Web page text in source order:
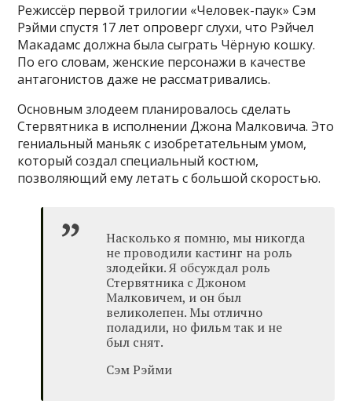
Режиссёр первой трилогии «Человек-паук» Сэм
Рэйми спустя 17 лет опроверг слухи, что Рэйчел
Макадамс должна была сыграть Чёрную кошку.
По его словам, женские персонажи в качестве
антагонистов даже не рассматривались.
Основным злодеем планировалось сделать
Стервятника в исполнении Джона Малковича. Это
гениальный маньяк с изобретательным умом,
который создал специальный костюм,
позволяющий ему летать с большой скоростью.
Насколько я помню, мы никогда
не проводили кастинг на роль
злодейки. Я обсуждал роль
Стервятника с Джоном
Малковичем, и он был
великолепен. Мы отлично
поладили, но фильм так и не
был снят.
Сэм Рэйми